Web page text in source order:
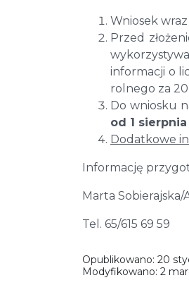
Wniosek
Przed
informacji o
rolnego za
Do wniosku
od 1
Dodatkowe
Informację
Marta Sobierajska/
Tel. 65/615 69 59
Opublikowano: 20
Modyfikowano: 2